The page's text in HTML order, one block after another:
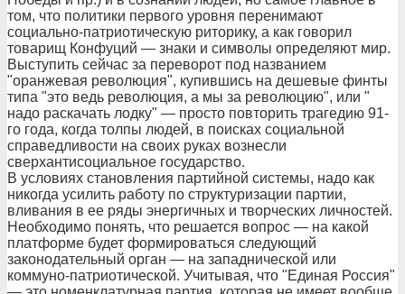
том, что политики первого уровня перенимают
социально-патриотическую риторику, а как говорил
товарищ Конфуций — знаки и символы определяют мир.
Выступить сейчас за переворот под названием
"оранжевая революция", купившись на дешевые финты
типа "это ведь революция, а мы за революцию", или "
надо раскачать лодку" — просто повторить трагедию 91-
го года, когда толпы людей, в поисках социальной
справедливости на своих руках вознесли
сверхантисоциальное государство.
В условиях становления партийной системы, надо как
никогда усилить работу по структуризации партии,
вливания в ее ряды энергичных и творческих личностей.
Необходимо понять, что решается вопрос — на какой
платформе будет формироваться следующий
законодательный орган — на западнической или
коммуно-патриотической. Учитывая, что "Единая Россия"